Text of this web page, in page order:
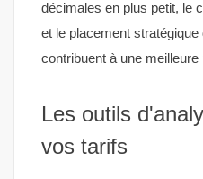
décimales en plus petit, le
et le placement
contribuent à une
Les outils
vos tarifs